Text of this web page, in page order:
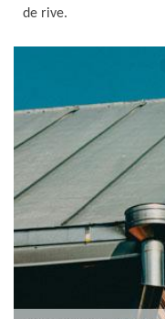
de rive.